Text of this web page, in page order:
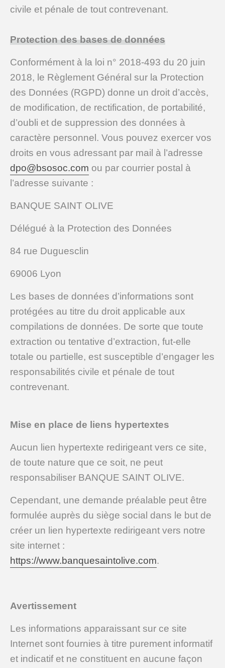
civile et pénale de tout contrevenant.
Protection des bases de données
Conformément à la loi n° 2018-493 du 20 juin
2018, le Règlement Général sur la Protection
des Données (RGPD) donne un droit d’accès,
de modification, de rectification, de portabilité,
d’oubli et de suppression des données à
caractère personnel. Vous pouvez exercer vos
droits en vous adressant par mail à l’adresse
dpo@bsosoc.com ou par courrier postal à
l’adresse suivante :
BANQUE SAINT OLIVE
Délégué à la Protection des Données
84 rue Duguesclin
69006 Lyon
Les bases de données d’informations sont
protégées au titre du droit applicable aux
compilations de données. De sorte que toute
extraction ou tentative d’extraction, fut-elle
totale ou partielle, est susceptible d’engager les
responsabilités civile et pénale de tout
contrevenant.
Mise en place de liens hypertextes
Aucun lien hypertexte redirigeant vers ce site,
de toute nature que ce soit, ne peut
responsabiliser BANQUE SAINT OLIVE.
Cependant, une demande préalable peut être
formulée auprès du siège social dans le but de
créer un lien hypertexte redirigeant vers notre
site internet :
https://www.banquesaintolive.com.
Avertissement
Les informations apparaissant sur ce site
Internet sont fournies à titre purement informatif
et indicatif et ne constituent en aucune façon